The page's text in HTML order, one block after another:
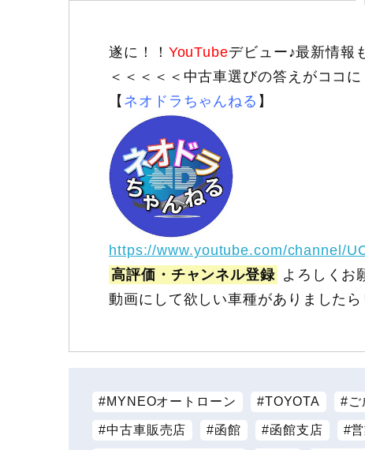
遂に！！ YouTubeデビュー♪最新情報
＜＜＜＜＜中古車選びの答えがココに
【 ネオドラちゃんねる 】
https://www.youtube.com/channel/
高評価・チャンネル登録 よろしくお
動画にして欲しい車種がありました
MYNEOオートローン TOYOTA ご
中古車販売店 函館 函館支店